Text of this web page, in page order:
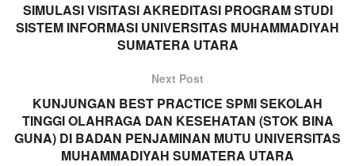
SIMULASI VISITASI AKREDITASI PROGRAM STUDI
SISTEM INFORMASI UNIVERSITAS MUHAMMADIYAH
SUMATERA UTARA
Next Post
KUNJUNGAN BEST PRACTICE SPMI SEKOLAH
TINGGI OLAHRAGA DAN KESEHATAN (STOK BINA
GUNA) DI BADAN PENJAMINAN MUTU UNIVERSITAS
MUHAMMADIYAH SUMATERA UTARA